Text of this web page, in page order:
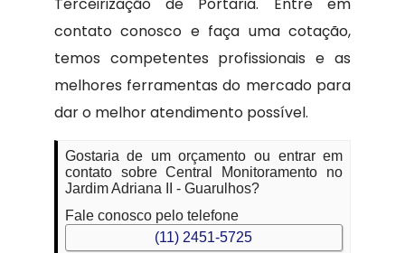
contato conosco e faça uma cotação,
temos competentes profissionais e as
melhores ferramentas do mercado para
dar o melhor atendimento possível.
Gostaria de um orçamento ou entrar em
contato sobre Central Monitoramento no
Jardim Adriana II - Guarulhos?
Fale conosco pelo telefone
(11) 2451-5725